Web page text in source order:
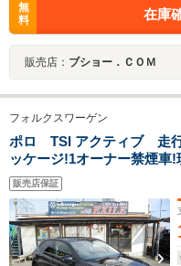
無
料
在庫
販売店： ブショー．ＣＯＭ
フォルクスワーゲン
ポロ TSI アクティブ 走行
ッケージ!1オーナー禁煙車
ォメーションディスプレイ!
販売店保証